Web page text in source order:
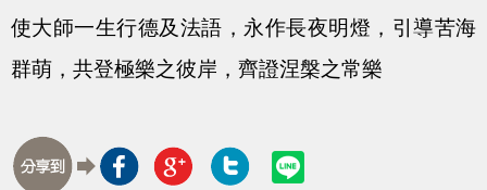
使大師一生行德及法語，永作長夜明燈，引導苦海
群萌，共登極樂之彼岸，齊證涅槃之常樂